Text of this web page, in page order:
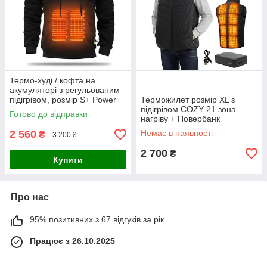
Термо-худі / кофта на
акумуляторі з регульованим
підігрівом, розмір S+ Power
Bank 10000mAh
Готово до відправки
2 560 ₴ 3 200 ₴
Купити
Терможилет розмір XL з
підігрівом COZY 21 зона
нагріву + Повербанк
20000mAh (FW25-COAT03-
Bk)
Немає в наявності
2 700 ₴
Про нас
95% позитивних з 67 відгуків за рік
Працює з 26.10.2025